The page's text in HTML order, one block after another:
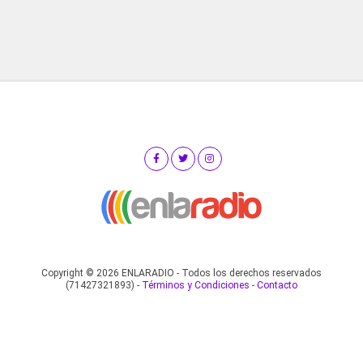
Copyright © 2026 ENLARADIO - Todos los derechos reservados
(71427321893) - Términos y Condiciones - Contacto